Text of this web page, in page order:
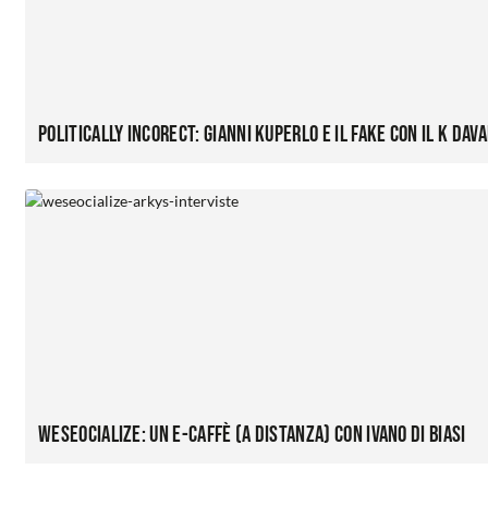
Politically InCOREct: Gianni Kuperlo e il fake con il K
WeSeocialize: un e-caffè (a distanza) con Ivano Di Biasi